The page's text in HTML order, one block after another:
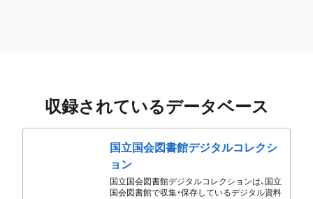
収録されているデータベース
国立国会図書館デジタルコレクシ
ョン
国立国会図書館デジタルコレクションは、国立
国会図書館で収集・保存しているデジタル資料